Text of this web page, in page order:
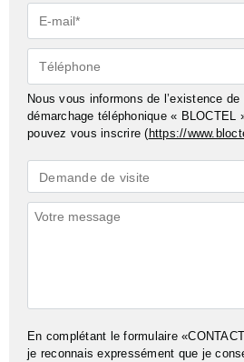
E-
mail*
Téléphone
Nous vous informons de l’existence
démarchage téléphonique « BLOCTEL
pouvez vous inscrire ( https://
Demande
*
Demande de visite
Commentaires
En complétant le formulaire
je reconnais expressément que je